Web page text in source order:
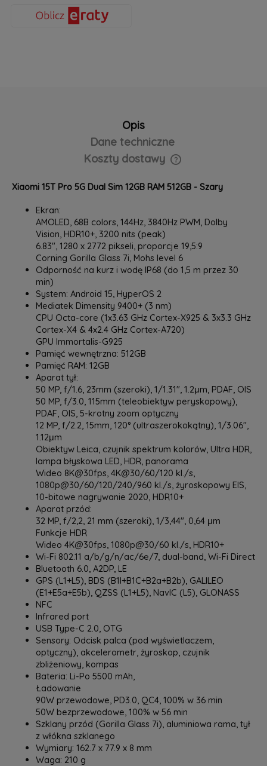
Opis
Dane techniczne
Koszty dostawy
Cena nie zawiera ewentualnych kosztów płatności
Xiaomi 15T Pro 5G Dual Sim 12GB RAM 512GB - Szary
Ekran:
AMOLED, 68B colors, 144Hz, 3840Hz PWM, Dolby
Vision, HDR10+, 3200 nits (peak)
6.83", ‎1280 x 2772 pikseli, proporcje 19,5:9
Corning Gorilla Glass 7i, Mohs level 6
Odporność na kurz i wodę IP68 (do 1,5 m przez 30
min)
System: Android 15, HyperOS 2
Mediatek Dimensity 9400+ (3 nm)
CPU Octa-core (1x3.63 GHz Cortex-X925 & 3x3.3 GHz
Cortex-X4 & 4x2.4 GHz Cortex-A720)
GPU Immortalis-G925
Pamięć wewnętrzna: 512GB
Pamięć RAM: 12GB
Aparat tył:
50 MP, f/1.6, 23mm (szeroki), 1/1.31", 1.2μm, PDAF, OIS
50 MP, f/3.0, 115mm (teleobiektyw peryskopowy),
PDAF, OIS, 5-krotny zoom optyczny
12 MP, f/2.2, 15mm, 120° (ultraszerokokątny), 1/3.06",
1.12μm
Obiektyw Leica, czujnik spektrum kolorów, Ultra HDR,
lampa błyskowa LED, HDR, panorama
Wideo 8K@30fps, 4K@30/60/120 kl./s,
1080p@30/60/120/240/960 kl./s, żyroskopowy EIS,
10-bitowe nagrywanie 2020, HDR10+
Aparat przód:
32 MP, f/2,2, 21 mm (szeroki), 1/3,44", 0,64 μm
Funkcje HDR
Wideo 4K@30fps, 1080p@30/60 kl./s, HDR10+
Wi-Fi 802.11 a/b/g/n/ac/6e/7, dual-band, Wi-Fi Direct
Bluetooth 6.0, A2DP, LE
GPS (L1+L5), BDS (B1I+B1C+B2a+B2b), GALILEO
(E1+E5a+E5b), QZSS (L1+L5), NavIC (L5), GLONASS
NFC
Infrared port
USB Type-C 2.0, OTG
Sensory: Odcisk palca (pod wyświetlaczem,
optyczny), akcelerometr, żyroskop, czujnik
zbliżeniowy, kompas
Bateria: Li-Po 5500 mAh,
Ładowanie
90W przewodowe, PD3.0, QC4, 100% w 36 min
50W bezprzewodowe, 100% w 56 min
Szklany przód (Gorilla Glass 7i), aluminiowa rama, tył
z włókna szklanego
Wymiary: 162.7 x 77.9 x 8 mm
Waga: 210 g